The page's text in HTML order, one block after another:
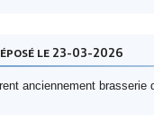
le 23-03-2026
anciennement brasserie